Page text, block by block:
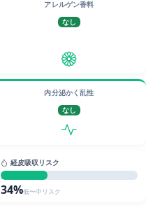
アレルゲン香料
なし
内分泌かく乱性
なし
経皮吸収リスク
34%低〜中リスク